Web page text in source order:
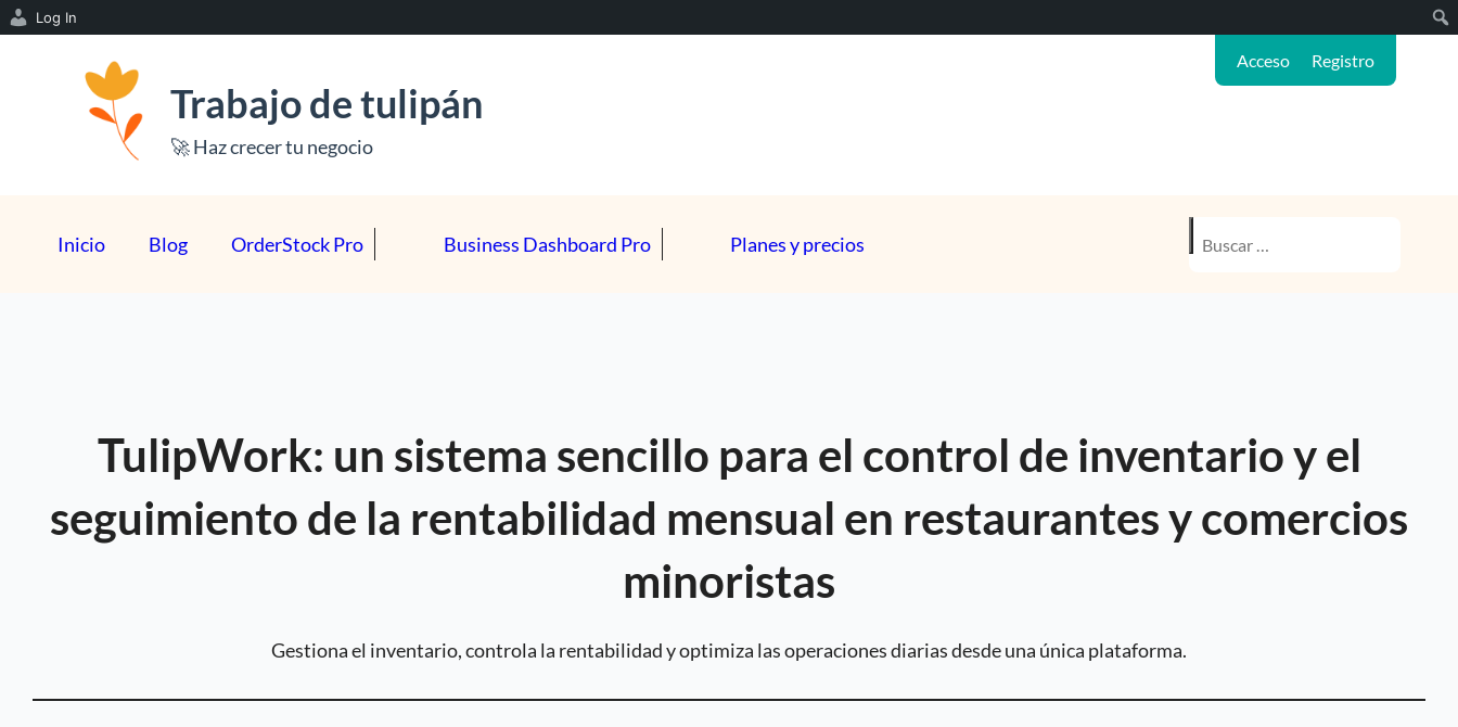
Log In
Trabajo de tulipán
🚀 Haz crecer tu negocio
Acceso Registro
Inicio Blog OrderStock Pro Business Dashboard Pro Planes y precios
TulipWork: un sistema sencillo para el control de inventario y el
seguimiento de la rentabilidad mensual en restaurantes y comercios
minoristas
Gestiona el inventario, controla la rentabilidad y optimiza las operaciones diarias desde una única plataforma.